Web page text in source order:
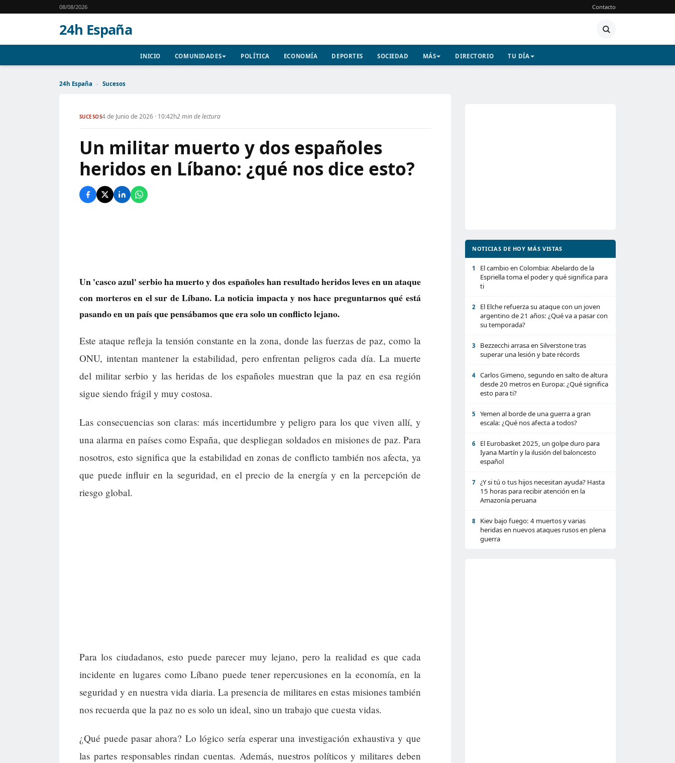
08/08/2026 Contacto
24h España
INICIO COMUNIDADES POLÍTICA ECONOMÍA DEPORTES SOCIEDAD MÁS DIRECTORIO TU DÍA
24h España › Sucesos
SUCESOS4 de Junio de 2026 · 10:42h2 min de lectura
Un militar muerto y dos españoles
heridos en Líbano: ¿qué nos dice esto?
Un 'casco azul' serbio ha muerto y dos españoles han resultado heridos leves en un ataque
con morteros en el sur de Líbano. La noticia impacta y nos hace preguntarnos qué está
pasando en un país que pensábamos que era solo un conflicto lejano.
Este ataque refleja la tensión constante en la zona, donde las fuerzas de paz, como la
ONU, intentan mantener la estabilidad, pero enfrentan peligros cada día. La muerte
del militar serbio y las heridas de los españoles muestran que la paz en esa región
sigue siendo frágil y muy costosa.
Las consecuencias son claras: más incertidumbre y peligro para los que viven allí, y
una alarma en países como España, que despliegan soldados en misiones de paz. Para
nosotros, esto significa que la estabilidad en zonas de conflicto también nos afecta, ya
que puede influir en la seguridad, en el precio de la energía y en la percepción de
riesgo global.
Para los ciudadanos, esto puede parecer muy lejano, pero la realidad es que cada
incidente en lugares como Líbano puede tener repercusiones en la economía, en la
seguridad y en nuestra vida diaria. La presencia de militares en estas misiones también
nos recuerda que la paz no es solo un ideal, sino un trabajo que cuesta vidas.
¿Qué puede pasar ahora? Lo lógico sería esperar una investigación exhaustiva y que
las partes responsables rindan cuentas. Además, nuestros políticos y militares deben
NOTICIAS DE HOY MÁS VISTAS
1
El cambio en Colombia: Abelardo de la
Espriella toma el poder y qué significa para
ti
2
El Elche refuerza su ataque con un joven
argentino de 21 años: ¿Qué va a pasar con
su temporada?
3
Bezzecchi arrasa en Silverstone tras
superar una lesión y bate récords
4
Carlos Gimeno, segundo en salto de altura
desde 20 metros en Europa: ¿Qué significa
esto para ti?
5
Yemen al borde de una guerra a gran
escala: ¿Qué nos afecta a todos?
6
El Eurobasket 2025, un golpe duro para
Iyana Martín y la ilusión del baloncesto
español
7
¿Y si tú o tus hijos necesitan ayuda? Hasta
15 horas para recibir atención en la
Amazonía peruana
8
Kiev bajo fuego: 4 muertos y varias
heridas en nuevos ataques rusos en plena
guerra